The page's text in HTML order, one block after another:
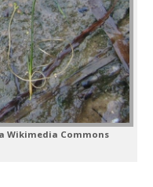
Wikimedia Commons